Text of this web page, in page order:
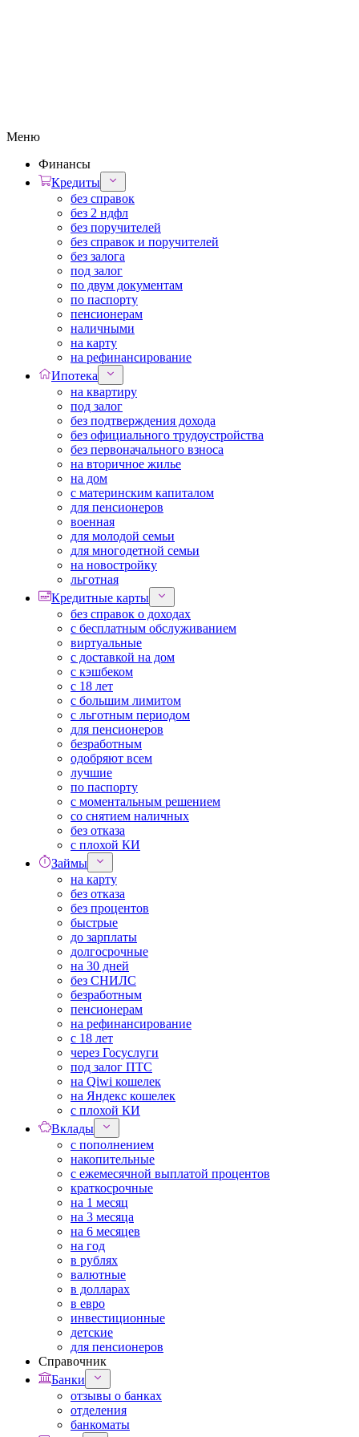
Меню
Финансы
Кредиты
без справок
без 2 ндфл
без поручителей
без справок и поручителей
без залога
под залог
по двум документам
по паспорту
пенсионерам
наличными
на карту
на рефинансирование
Ипотека
на квартиру
под залог
без подтверждения дохода
без официального трудоустройства
без первоначального взноса
на вторичное жилье
на дом
с материнским капиталом
для пенсионеров
военная
для молодой семьи
для многодетной семьи
на новостройку
льготная
Кредитные карты
без справок о доходах
с бесплатным обслуживанием
виртуальные
с доставкой на дом
с кэшбеком
с 18 лет
с большим лимитом
с льготным периодом
для пенсионеров
безработным
одобряют всем
лучшие
по паспорту
с моментальным решением
со снятием наличных
без отказа
с плохой КИ
Займы
на карту
без отказа
без процентов
быстрые
до зарплаты
долгосрочные
на 30 дней
без СНИЛС
безработным
пенсионерам
на рефинансирование
с 18 лет
через Госуслуги
под залог ПТС
на Qiwi кошелек
на Яндекс кошелек
с плохой КИ
Вклады
с пополнением
накопительные
с ежемесячной выплатой процентов
краткосрочные
на 1 месяц
на 3 месяца
на 6 месяцев
на год
в рублях
валютные
в долларах
в евро
инвестиционные
детские
для пенсионеров
Справочник
Банки
отзывы о банках
отделения
банкоматы